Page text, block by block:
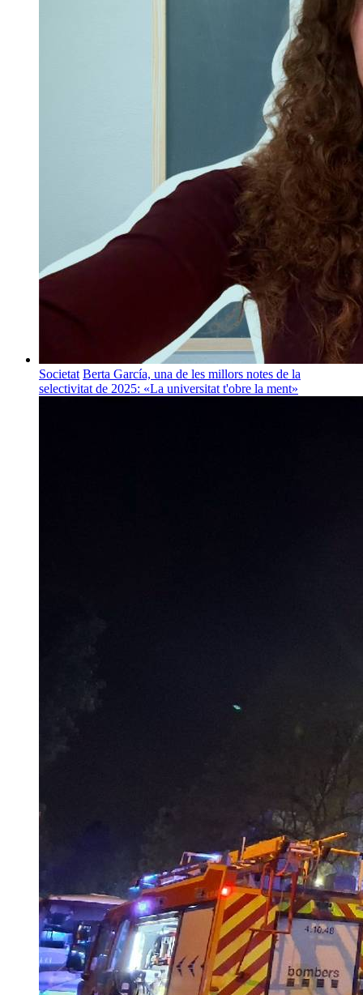
Societat Berta García, una de les millors notes de la
selectivitat de 2025: «La universitat t'obre la ment»